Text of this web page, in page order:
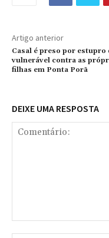
Artigo anterior
Casal é preso por estupro
vulnerável contra as
filhas em Ponta Porã
DEIXE UMA RESPOSTA